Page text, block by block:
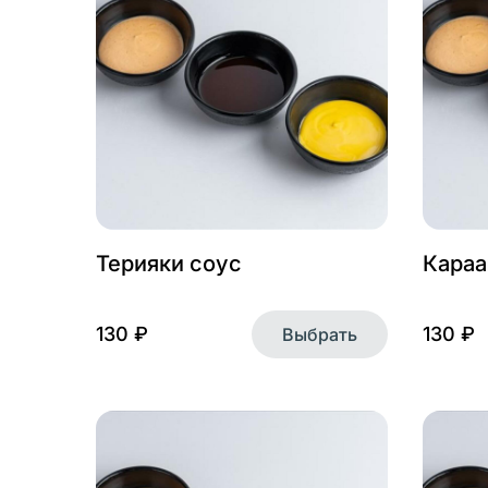
Терияки соус
130 ₽ Выбрать 130 ₽
Кроме того,
чтобы сделать
Какие куки мы
Мы активно
посетителей. Это
данных может
наших партнеров.
Можно ли
Да, вы можете
некорректно —
настройки. Чтобы